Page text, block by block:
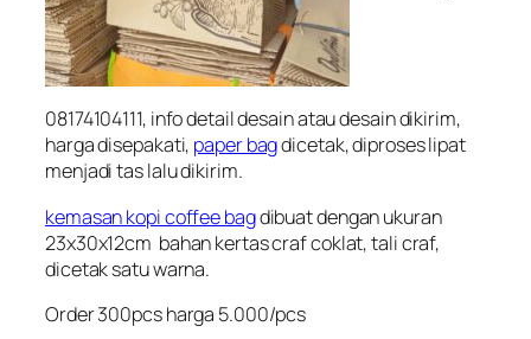
08174104111, info detail desain atau desain dikirim,
harga disepakati, paper bagdicetak, diproses lipat
menjadi tas lalu dikirim.
kemasan kopi coffee bagdibuat dengan ukuran
23x30x12cm bahan kertas craf coklat, tali craf,
dicetak satu warna.
Order 300pcs harga 5.000/pcs